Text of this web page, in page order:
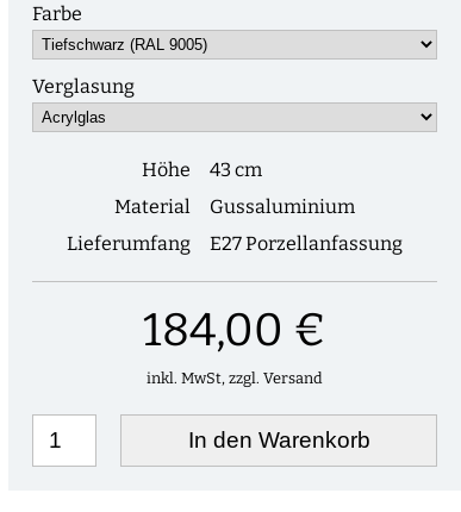
Farbe
Verglasung
Höhe
43 cm
Material
Gussaluminium
Lieferumfang
E27 Porzellanfassung
184,00 €
inkl. MwSt, zzgl. Versand
In den Warenkorb